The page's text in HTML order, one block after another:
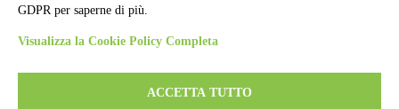
Parma S.p.A. | Divisione Publishing & New Social Media
GDPR per saperne di più.
Visualizza la Cookie Policy Completa
ACCETTA TUTTO